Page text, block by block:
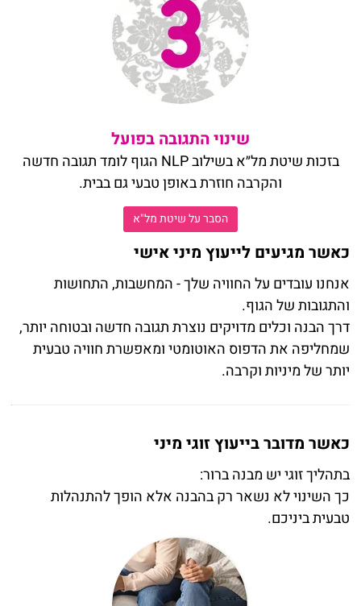
שינוי התגובה בפועל
בזכות שיטת מל״א בשילוב NLP הגוף לומד תגובה חדשה
והקרבה חוזרת באופן טבעי גם בבית.
הסבר על שיטת מל"א
כאשר מגיעים לייעוץ מיני אישי
אנחנו עובדים על החוויה שלך-המחשבות, התחושות
והתגובות של הגוף.
דרך הבנה וכלים מדויקים נוצרת תגובה חדשה ובטוחה יותר,
שמחליפה את הדפוס האוטומטי ומאפשרת חוויה טבעית
יותר של מיניות וקרבה.
כאשר מדובר בייעוץ זוגי מיני
בתהליך זוגי יש מבנה ברור:
כך השינוי לא נשאר רק בהבנה אלא הופך להתנהלות
טבעית ביניכם.